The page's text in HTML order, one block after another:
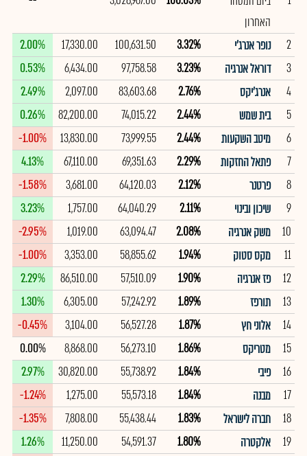
האחרון
2 נופר אנרג'י 3.32%
100,631.50
17,330.00
2.00%
3
דוראל אנרגיה 3.23%
97,758.58
6,434.00
0.53%
4
אנרג'יקס 2.76%
83,603.68
2,097.00
2.49%
5
בית שמש 2.44%
74,015.22
82,200.00
0.26%
6
מיטב השקעות 2.44%
73,999.55
13,830.00
-1.00%
7
פתאל החזקות 2.29%
69,351.63
67,110.00
4.13%
8
פרטנר 2.12%
64,120.03
3,681.00
-1.58%
9
שיכון ובינוי 2.11%
64,040.29
1,757.00
3.23%
10
משק אנרגיה 2.08%
63,094.47
1,019.00
-2.95%
11
מקס סטוק 1.94%
58,855.62
3,353.00
-1.00%
12
פז אנרגיה 1.90%
57,510.09
86,510.00
2.29%
13
תורפז 1.89%
57,242.92
6,305.00
1.30%
14
אלוני חץ 1.87%
56,527.28
3,104.00
-0.45%
15
מטריקס 1.86%
56,273.10
8,868.00
0.00%
16
פיבי 1.84%
55,738.92
30,820.00
2.97%
17
מבנה 1.84%
55,573.18
1,275.00
-1.24%
18
חברה לישראל 1.83%
55,438.44
7,808.00
-1.35%
19
אלקטרה 1.80%
54,591.37
11,250.00
1.26%